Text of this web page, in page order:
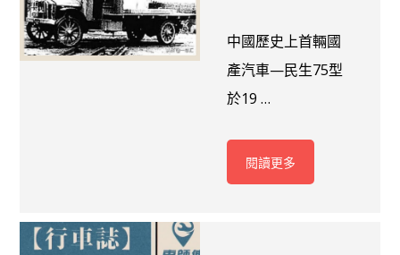
中國歷史上首輛國
產汽車—民生75型
於19 …
閱讀更多